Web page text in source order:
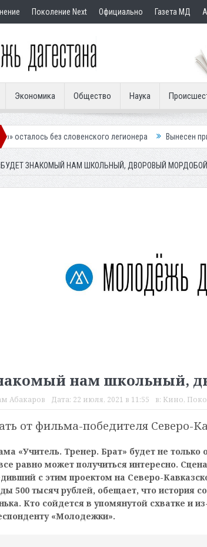
Поколение Next Официально Газета МД
Экономика Общество Наука
словенского легионера Вынесен приговор по
ЗНАКОМЫЙ НАМ ШКОЛЬНЫЙ, ДВОРОВЫЙ
нам школьный,
Абакаров Дата: 22 июля, 2021 в 11:55 в: Кино,
от фильма-победителя Северо-
«Учитель. Тренер. Брат» будет не
равно может получиться интересно.
с этим проектом на Северо-
500 тысяч рублей, обещает, что история
Кто сойдется в упомянутой схватке и
«Молодежки».